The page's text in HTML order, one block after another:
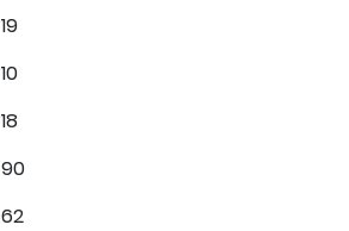
19
10
18
90
62